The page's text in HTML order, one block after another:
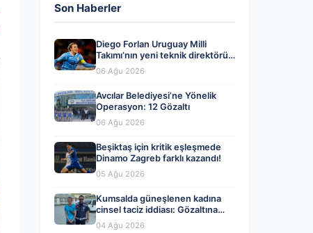
Son Haberler
Diego Forlan Uruguay Milli
Takımı’nın yeni teknik direktörü
oldu
06 Ağu 2026
Avcılar Belediyesi’ne Yönelik
Operasyon: 12 Gözaltı
06 Ağu 2026
Beşiktaş için kritik eşleşmede
Dinamo Zagreb farklı kazandı!
05 Ağu 2026
Kumsalda güneşlenen kadına
cinsel taciz iddiası: Gözaltına
alındı
04 Ağu 2026